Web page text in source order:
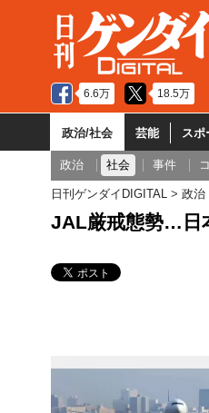
6.6万 18.5万
政治/社会 芸能 スポ
政治 社会 事件
日刊ゲンダイDIGITAL 政治
JAL厳戒態勢…日